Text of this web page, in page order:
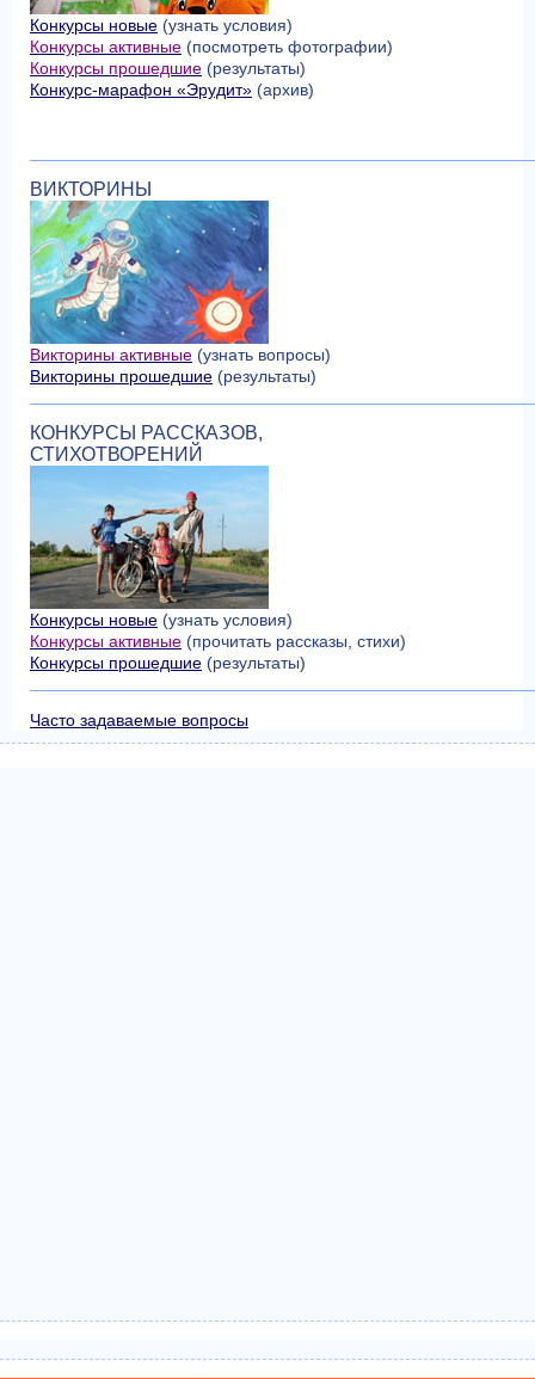
Конкурсы новые (узнать условия)
Конкурсы активные (посмотреть фотографии)
Конкурсы прошедшие (результаты)
Конкурс-марафон «Эрудит» (архив)
ВИКТОРИНЫ
Викторины активные (узнать вопросы)
Викторины прошедшие (результаты)
КОНКУРСЫ РАССКАЗОВ,
СТИХОТВОРЕНИЙ
Конкурсы новые (узнать условия)
Конкурсы активные (прочитать рассказы, стихи)
Конкурсы прошедшие (результаты)
Часто задаваемые вопросы